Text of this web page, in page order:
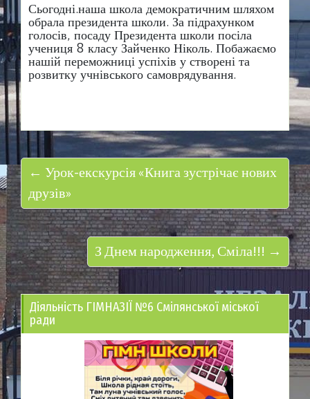
Сьогодні.наша школа демократичним шляхом
обрала президента школи. За підрахунком
голосів, посаду Президента школи посіла
учениця 8 класу Зайченко Ніколь. Побажаємо
нашій переможниці успіхів у створені та
розвитку учнівського самоврядування.
← Урок-екскурсія «Книга зустрічає нових
друзів»
З Днем народження, Сміла!!! →
Діяльність ГІМНАЗІЇ №6 Смілянської міської
ради